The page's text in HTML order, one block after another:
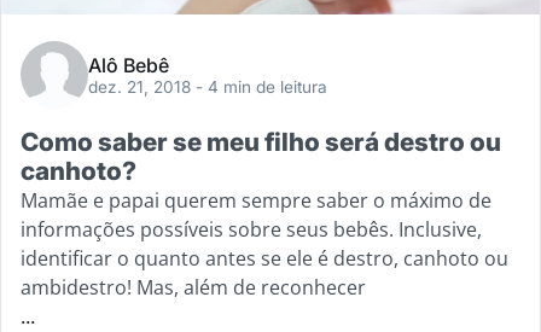
Alô Bebê
dez. 21, 2018 - 4 min de leitura
Como saber se meu filho será destro ou
canhoto?
Mamãe e papai querem sempre saber o máximo de
informações possíveis sobre seus bebês. Inclusive,
identificar o quanto antes se ele é destro, canhoto ou
ambidestro! Mas, além de reconhecer
...